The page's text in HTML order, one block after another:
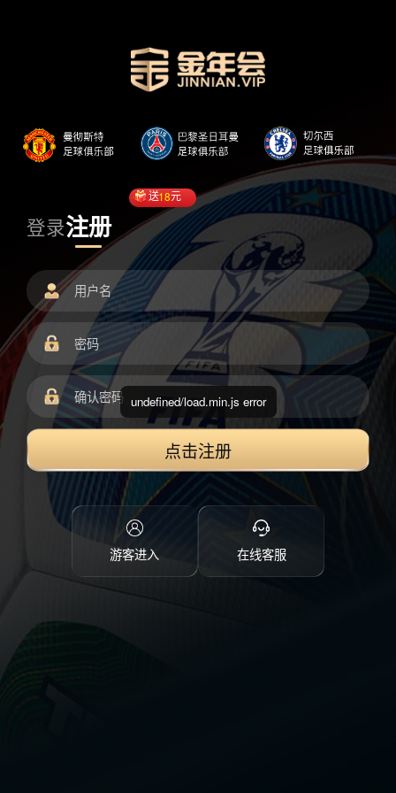
登录注册
送18元
点击注册
游客进入 在线客服
undefined/load.min.js error